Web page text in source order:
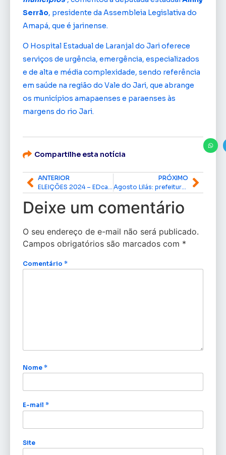
Serrão, presidente da Assembleia Legislativa do
Amapá, que é jarinense.
O Hospital Estadual de Laranjal do Jari oferece
serviços de urgência, emergência, especializados
e de alta e média complexidade, sendo referência
em saúde na região do Vale do Jari, que abrange
os municípios amapaenses e paraenses às
margens do rio Jari.
Compartilhe esta notícia
ANTERIOR
PRÓXIMO
Agosto Lilás: prefeitura inicia ações de combate à violência contra a mulher
Deixe um comentário
O seu endereço de e-mail não será publicado.
Campos obrigatórios são marcados com *
Comentário *
Nome *
E-mail *
Site